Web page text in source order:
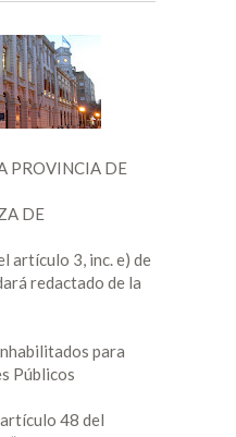
PROVINCIA DE
DE
artículo 3, inc. e) de
redactado de la
para
Públicos
48 del